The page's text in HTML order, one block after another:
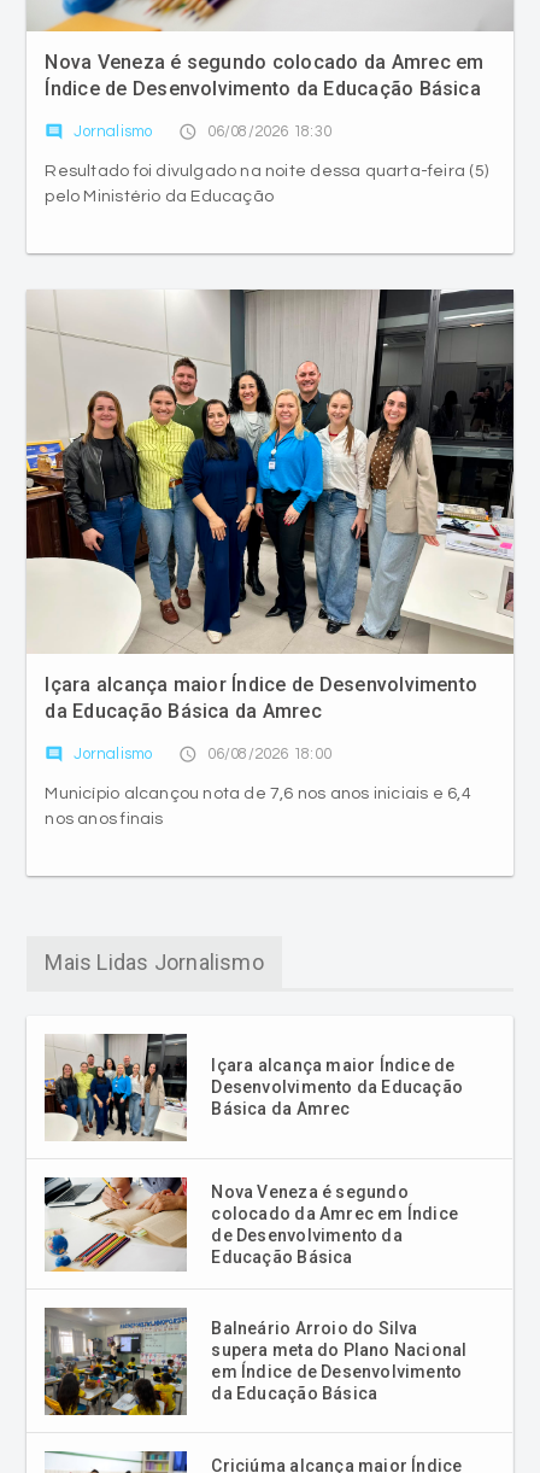
Nova Veneza é segundo colocado da Amrec em
Índice de Desenvolvimento da Educação Básica
comment Jornalismo access_time 06/08/2026 18:30
Resultado foi divulgado na noite dessa quarta-feira (5)
pelo Ministério da Educação
Içara alcança maior Índice de Desenvolvimento
da Educação Básica da Amrec
comment Jornalismo access_time 06/08/2026 18:00
Município alcançou nota de 7,6 nos anos iniciais e 6,4
nos anos finais
Mais Lidas Jornalismo
Içara alcança maior Índice de
Desenvolvimento da Educação
Básica da Amrec
Nova Veneza é segundo
colocado da Amrec em Índice
de Desenvolvimento da
Educação Básica
Balneário Arroio do Silva
supera meta do Plano Nacional
em Índice de Desenvolvimento
da Educação Básica
Criciúma alcança maior Índice